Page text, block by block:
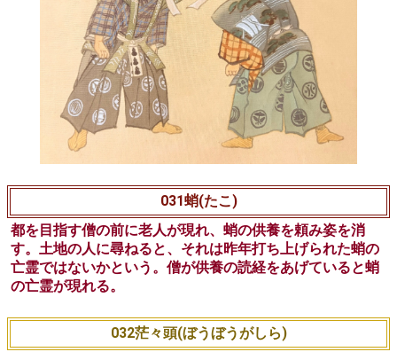
031蛸(たこ)
都を目指す僧の前に老人が現れ、蛸の供養を頼み姿を消
す。土地の人に尋ねると、それは昨年打ち上げられた蛸の
亡霊ではないかという。僧が供養の読経をあげていると蛸
の亡霊が現れる。
032茫々頭(ぼうぼうがしら)